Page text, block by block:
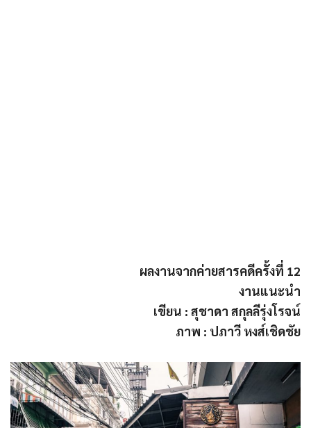
ผลงานจากค่ายสารคดีครั้งที่ 12
งานแนะนำ
เขียน : สุชาดา สกุลลีรุ่งโรจน์
ภาพ : ปภาวี หงส์เชิดชัย